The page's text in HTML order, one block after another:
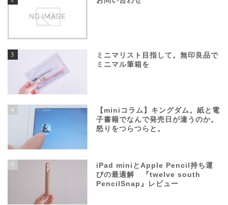
3
ミニマリスト目指して。無印良品で
ミニマル筆箱を
4
【miniコラム】キングダム。紙と電
子書籍でなんで発売日が違うのか。
怒りをつらつらと。
5
iPad miniとApple Pencil持ち運
びの最適解 『twelve south
PencilSnap』レビュー